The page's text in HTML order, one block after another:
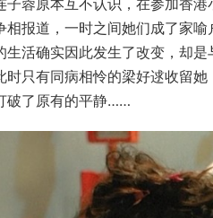
子蓉原本互不认识，在参加香
相报道，一时之间她们成了家
生活确实因此发生了改变，却
时只有同病相怜的梁好逑收留
破了原有的平静……